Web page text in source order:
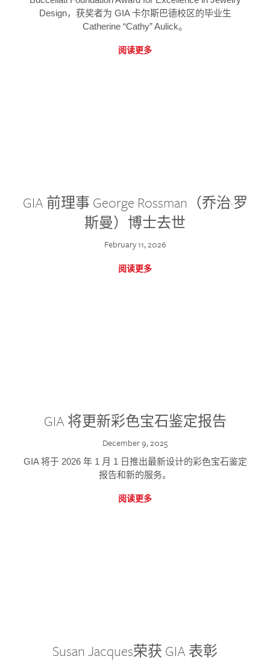
Design，获奖者为 GIA 卡尔斯巴德校区的毕业生
Catherine “Cathy” Aulick。
阅读更多
GIA 前理事 George Rossman（乔治·罗
斯曼）博士去世
February 11, 2026
阅读更多
GIA 将更新彩色宝石鉴定报告
December 9, 2025
GIA 将于 2026 年 1 月 1 日推出最新设计的彩色宝石鉴定
报告和新的服务。
阅读更多
Susan Jacques荣获 GIA 表彰